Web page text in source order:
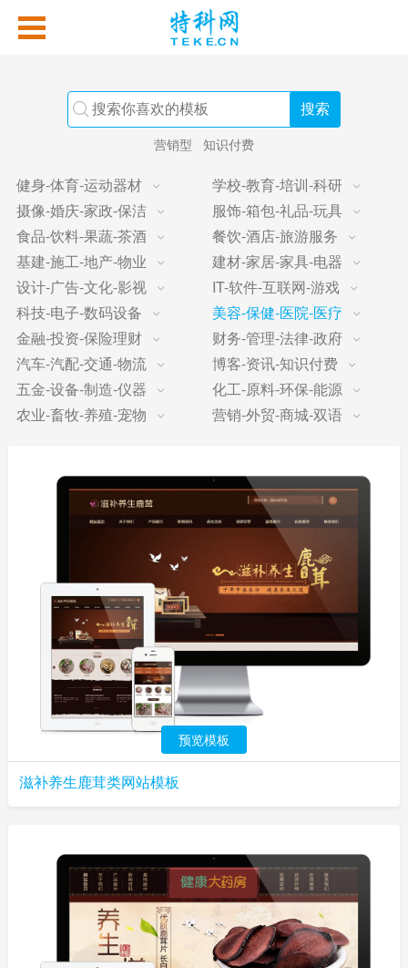
营销型 知识付费
健身-体育-运动器材
学校-教育-培训-科研
摄像-婚庆-家政-保洁
服饰-箱包-礼品-玩具
食品-饮料-果蔬-茶酒
餐饮-酒店-旅游服务
基建-施工-地产-物业
建材-家居-家具-电器
设计-广告-文化-影视
IT-软件-互联网-游戏
科技-电子-数码设备
美容-保健-医院-医疗
金融-投资-保险理财
财务-管理-法律-政府
汽车-汽配-交通-物流
博客-资讯-知识付费
五金-设备-制造-仪器
化工-原料-环保-能源
农业-畜牧-养殖-宠物
营销-外贸-商城-双语
预览模板
滋补养生鹿茸类网站模板